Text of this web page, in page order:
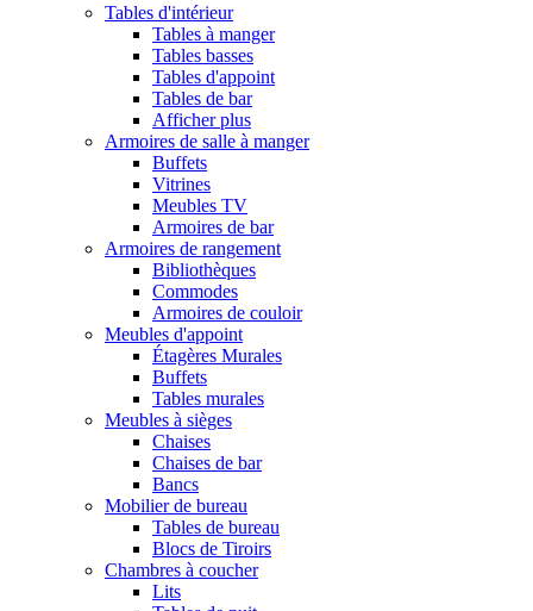
Tables d'intérieur
Tables à manger
Tables basses
Tables d'appoint
Tables de bar
Afficher plus
Armoires de salle à manger
Buffets
Vitrines
Meubles TV
Armoires de bar
Armoires de rangement
Bibliothèques
Commodes
Armoires de couloir
Meubles d'appoint
Étagères Murales
Buffets
Tables murales
Meubles à sièges
Chaises
Chaises de bar
Bancs
Mobilier de bureau
Tables de bureau
Blocs de Tiroirs
Chambres à coucher
Lits